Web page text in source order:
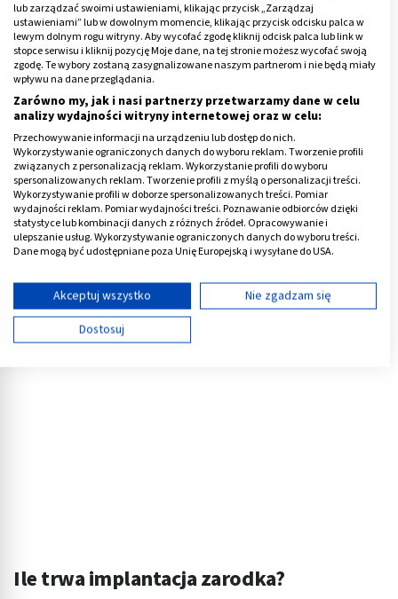
występować skrzepy,
skurcze macicy przy implantacji zarodka –to tuż
po plamieniu, jeden z najczęstszych objawów, jednak
skurcze powinny być bardzo delikatnie i nie powinny
utrudniać codziennego funkcjonowania.
Poza wymienionymi objawami, dodatkowo mogą
pojawić się mdłości, obrzęk piersi oraz częste parcie na
pęcherz. Niektóre kobiety w początkowej fazie
zapłodnienia, skarżą się na wzmocnione odczuwanie
zapachów, a także częste wahania nastrojów na skutek
działania hormonów.
Reklama
Ile trwa implantacja zarodka?
lub zarządzać swoimi ustawieniami, klikając przycisk „Zarządzaj
ustawieniami” lub w dowolnym momencie, klikając przycisk odcisku palca w
lewym dolnym rogu witryny. Aby wycofać zgodę kliknij odcisk palca lub link w
stopce serwisu i kliknij pozycję Moje dane, na tej stronie możesz wycofać swoją
zgodę. Te wybory zostaną zasygnalizowane naszym partnerom i nie będą miały
wpływu na dane przeglądania.
Zarówno my, jak i nasi partnerzy przetwarzamy dane w celu
analizy wydajności witryny internetowej oraz w celu:
Przechowywanie informacji na urządzeniu lub dostęp do nich.
Wykorzystywanie ograniczonych danych do wyboru reklam. Tworzenie profili
związanych z personalizacją reklam. Wykorzystanie profili do wyboru
spersonalizowanych reklam. Tworzenie profili z myślą o personalizacji treści.
Wykorzystywanie profili w doborze spersonalizowanych treści. Pomiar
wydajności reklam. Pomiar wydajności treści. Poznawanie odbiorców dzięki
statystyce lub kombinacji danych z różnych źródeł. Opracowywanie i
ulepszanie usług. Wykorzystywanie ograniczonych danych do wyboru treści.
Dane mogą być udostępniane poza Unię Europejską i wysyłane do USA.
Wyświetl listę partnerów (11 dostawców IAB)
Używamy Twoich danych w następujących celach:
Cele przetwarzania IAB:
Tworzenie profili w celu personalizacji treści
Akceptuj wszystko
Nie zgadzam się
Dostosuj